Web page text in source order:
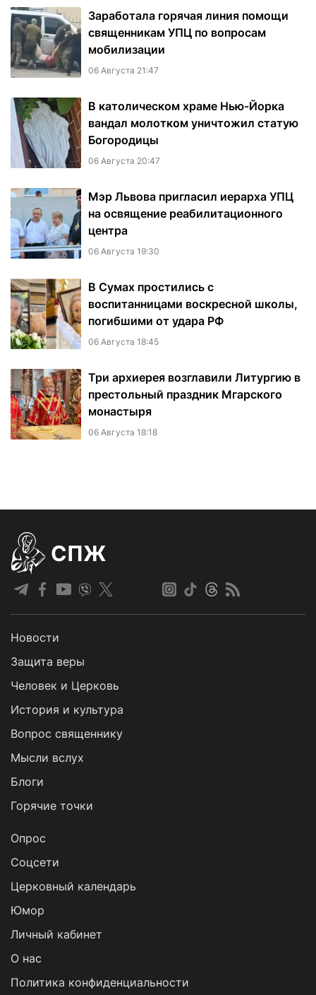
Заработала горячая линия помощи
священникам УПЦ по вопросам
мобилизации
06 Августа 21:47
В католическом храме Нью-Йорка
вандал молотком уничтожил статую
Богородицы
06 Августа 20:47
Мэр Львова пригласил иерарха УПЦ
на освящение реабилитационного
центра
06 Августа 19:30
В Сумах простились с
воспитанницами воскресной школы,
погибшими от удара РФ
06 Августа 18:45
Три архиерея возглавили Литургию в
престольный праздник Мгарского
монастыря
06 Августа 18:18
СПЖ
Новости
Защита веры
Человек и Церковь
История и культура
Вопрос священнику
Мысли вслух
Блоги
Горячие точки
Опрос
Cоцсети
Церковный календарь
Юмор
Личный кабинет
О нас
Политика конфиденциальности